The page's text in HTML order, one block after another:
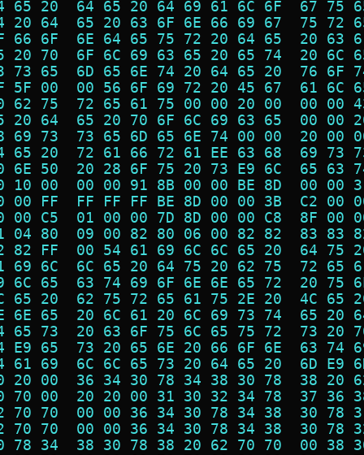
65 20  64 65 20 64 69 61 6C 6F  67
20 64  65 20 63 6F 6E 66 69 67  75
66 6F  6E 64 65 75 72 20 64 65  20
20 70  6F 6C 69 63 65 20 65 74  20
73 65  6D 65 6E 74 20 64 65 20  76
5F 00  00 56 6F 69 72 20 45 67  61
62 75  72 65 61 75 00 00 20 00  00
20 64  65 20 70 6F 6C 69 63 65  00
69 73  73 65 6D 65 6E 74 00 00  20
65 20  72 61 66 72 61 EE 63 68  69
6E 50  20 28 6F 75 20 73 E9 6C  65
10 00  00 00 91 8B 00 00 BE 8D  00
00 FF  FF FF FF BE 8D 00 00 3B  C2
00 C5  01 00 00 7D 8D 00 00 C8  8F
04 80  09 00 82 80 06 00 82 82  83
82 FF  00 54 61 69 6C 6C 65 20  64
69 6C  6C 65 20 64 75 20 62 75  72
6C 65  63 74 69 6F 6E 6E 65 72  20
65 20  62 75 72 65 61 75 2E 20  4C
6E 65  20 6C 61 20 6C 69 73 74  65
65 73  20 63 6F 75 6C 65 75 72  73
E9 65  73 20 65 6E 20 66 6F 6E  63
61 69  6C 6C 65 73 20 64 65 20  6D
20 00  36 34 30 78 34 38 30 78  38
70 00  20 20 00 31 30 32 34 78  37
70 70  00 00 36 34 30 78 34 38  30
70 70  00 00 36 34 30 78 34 38  30
78 34  38 30 78 38 20 62 70 70  00